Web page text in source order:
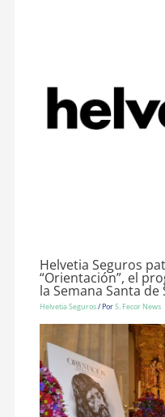
Helvetia Seguros
“Orientación”, el
la Semana Santa de
Helvetia Seguros/ PorS. Fecor News